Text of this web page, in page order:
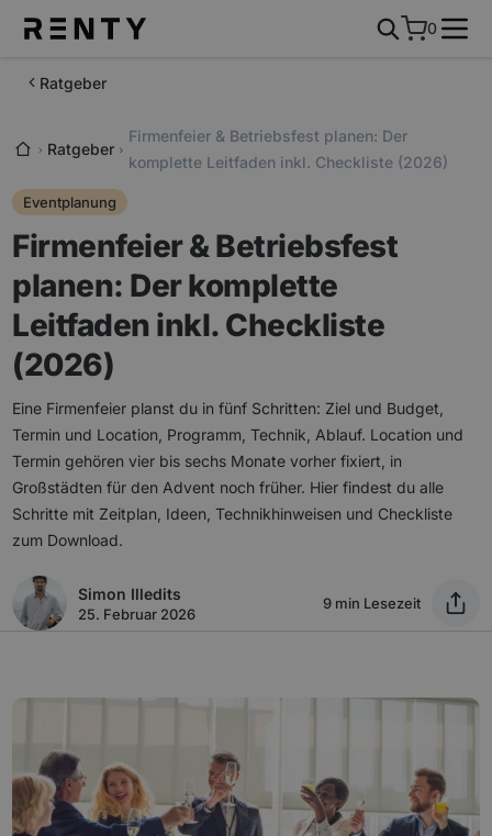
0
Ratgeber
Ratgeber
Firmenfeier & Betriebsfest planen: Der
komplette Leitfaden inkl. Checkliste (2026)
Eventplanung
Firmenfeier & Betriebsfest
planen: Der komplette
Leitfaden inkl. Checkliste
(2026)
Eine Firmenfeier planst du in fünf Schritten: Ziel und Budget,
Termin und Location, Programm, Technik, Ablauf. Location und
Termin gehören vier bis sechs Monate vorher fixiert, in
Großstädten für den Advent noch früher. Hier findest du alle
Schritte mit Zeitplan, Ideen, Technikhinweisen und Checkliste
zum Download.
Simon Illedits
25. Februar 2026
9 min Lesezeit